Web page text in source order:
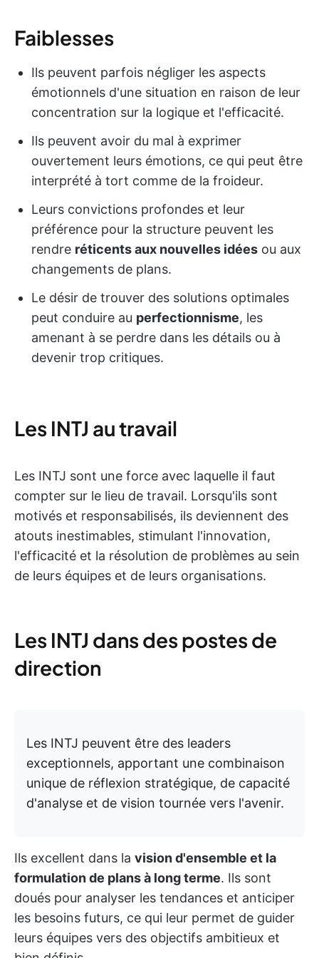
Faiblesses
Ils peuvent parfois négliger les aspects
émotionnels d'une situation en raison de leur
concentration sur la logique et l'efficacité.
Ils peuvent avoir du mal à exprimer
ouvertement leurs émotions, ce qui peut être
interprété à tort comme de la froideur.
Leurs convictions profondes et leur
préférence pour la structure peuvent les
rendre réticents aux nouvelles idées ou aux
changements de plans.
Le désir de trouver des solutions optimales
peut conduire au perfectionnisme, les
amenant à se perdre dans les détails ou à
devenir trop critiques.
Les INTJ au travail
Les INTJ sont une force avec laquelle il faut
compter sur le lieu de travail. Lorsqu'ils sont
motivés et responsabilisés, ils deviennent des
atouts inestimables, stimulant l'innovation,
l'efficacité et la résolution de problèmes au sein
de leurs équipes et de leurs organisations.
Les INTJ dans des postes de
direction
Les INTJ peuvent être des leaders
exceptionnels, apportant une combinaison
unique de réflexion stratégique, de capacité
d'analyse et de vision tournée vers l'avenir.
Ils excellent dans la vision d'ensemble et la
formulation de plans à long terme. Ils sont
doués pour analyser les tendances et anticiper
les besoins futurs, ce qui leur permet de guider
leurs équipes vers des objectifs ambitieux et